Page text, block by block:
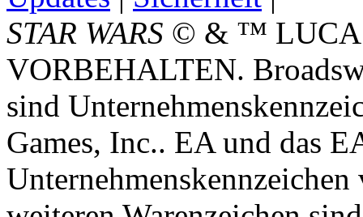
STAR WARS © & ™
VORBEHALTEN.
sind
Games, Inc.. EA und das